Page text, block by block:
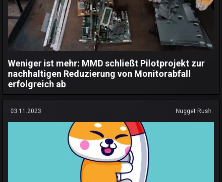
Weniger ist mehr: MMD schließt Pilotprojekt zur
nachhaltigen Reduzierung von Monitorabfall
erfolgreich ab
03.11.2023 Nugget Rush